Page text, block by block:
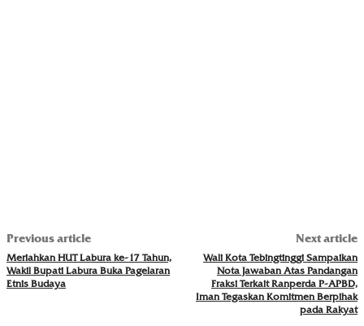
Previous article
Meriahkan HUT Labura ke-17 Tahun,
Wakil Bupati Labura Buka Pagelaran
Etnis Budaya
Next article
Wali Kota Tebingtinggi Sampaikan
Nota Jawaban Atas Pandangan
Fraksi Terkait Ranperda P-APBD,
Iman Tegaskan Komitmen Berpihak
pada Rakyat